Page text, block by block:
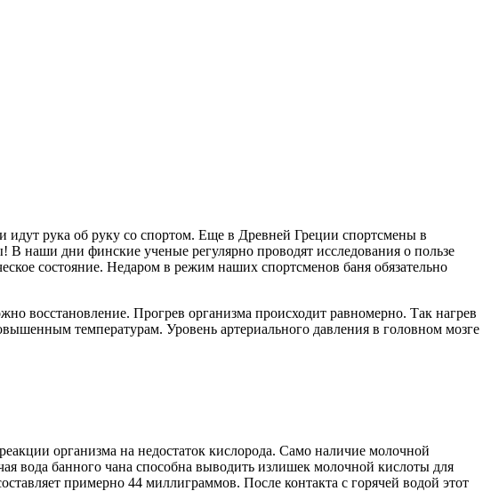
рука об руку со спортом. Еще в Древней Греции спортсмены в
наши дни финские ученые регулярно проводят исследования о пользе
состояние. Недаром в режим наших спортсменов баня обязательно
восстановление. Прогрев организма происходит равномерно. Так нагрев
температурам. Уровень артериального давления в головном мозге
организма на недостаток кислорода. Само наличие молочной
вода банного чана способна выводить излишек молочной кислоты для
примерно 44 миллиграммов. После контакта с горячей водой этот